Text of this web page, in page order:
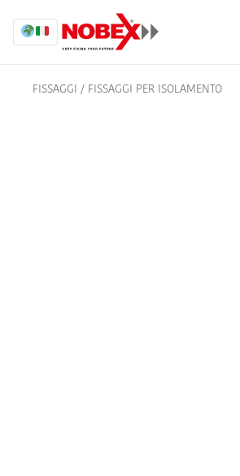
FISSAGGI / FISSAGGI PER ISOLAMENTO